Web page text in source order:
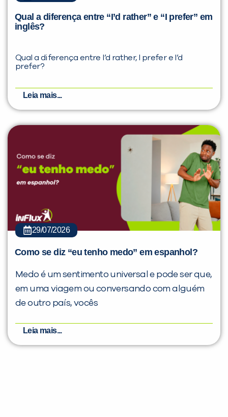
Qual a diferença entre “I’d rather” e “I prefer” em
inglês?
Qual a diferença entre I’d rather, I prefer e I’d
prefer?
Leia mais...
29/07/2026
Como se diz “eu tenho medo” em espanhol?
Medo é um sentimento universal e pode ser que,
em uma viagem ou conversando com alguém
de outro país, vocês
Leia mais...